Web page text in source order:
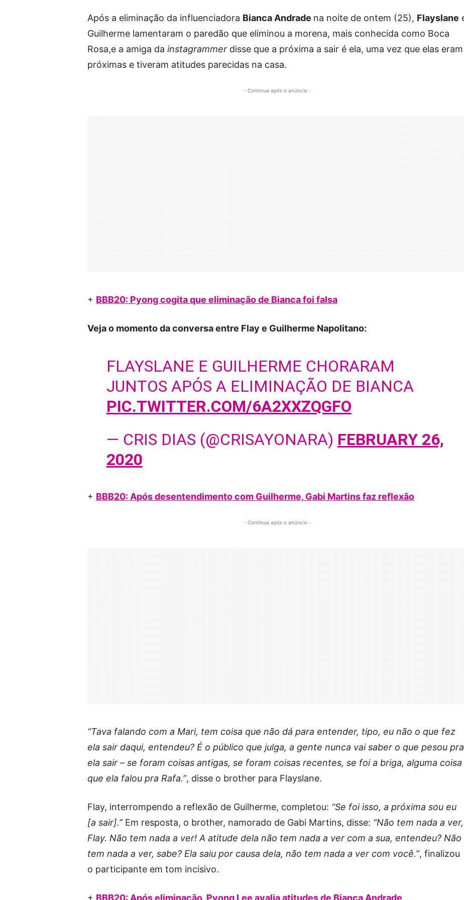
Após a eliminação da influenciadora Bianca Andrade na noite de ontem (25), Flayslane
Guilherme lamentaram o paredão que eliminou a morena, mais conhecida como Boca
Rosa,e a amiga da instagrammer disse que a próxima a sair é ela, uma vez que elas eram
próximas e tiveram atitudes parecidas na casa.
- Continua após o anúncio -
+ BBB20: Pyong cogita que eliminação de Bianca foi falsa
Veja o momento da conversa entre Flay e Guilherme Napolitano:
FLAYSLANE E GUILHERME CHORARAM
JUNTOS APÓS A ELIMINAÇÃO DE BIANCA
PIC.TWITTER.COM/6A2XXZQGFO
— CRIS DIAS (@CRISAYONARA) FEBRUARY 26,
2020
+ BBB20: Após desentendimento com Guilherme, Gabi Martins faz reflexão
- Continua após o anúncio -
“Tava falando com a Mari, tem coisa que não dá para entender, tipo, eu não o que fez
ela sair daqui, entendeu? É o público que julga, a gente nunca vai saber o que pesou pra
ela sair – se foram coisas antigas, se foram coisas recentes, se foi a briga, alguma coisa
que ela falou pra Rafa.”, disse o brother para Flayslane.
Flay, interrompendo a reflexão de Guilherme, completou: “Se foi isso, a próxima sou eu
[a sair].” Em resposta, o brother, namorado de Gabi Martins, disse: “Não tem nada a ver,
Flay. Não tem nada a ver! A atitude dela não tem nada a ver com a sua, entendeu? Não
tem nada a ver, sabe? Ela saiu por causa dela, não tem nada a ver com você.”, finalizou
o participante em tom incisivo.
+ BBB20: Após eliminação, Pyong Lee avalia atitudes de Bianca Andrade